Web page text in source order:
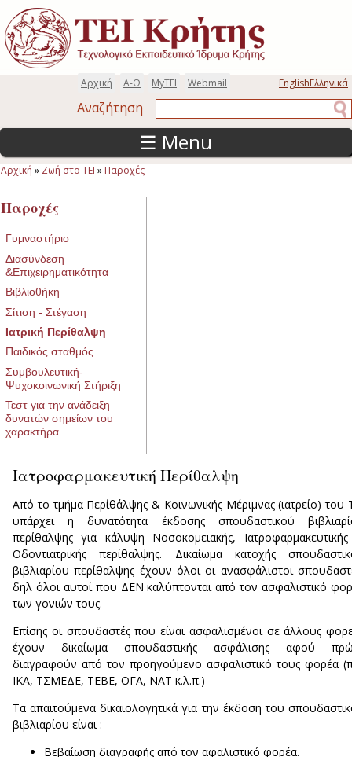
Παράκαμψη προς το κυρίως περιεχόμενο
EnglishΕλληνικά
Webmail
MyTEI
Α-Ω
Αρχική
Αναζήτηση
☰ Menu
Αρχική » Ζωή στο ΤΕΙ » Παροχές
Παροχές
Γυμναστήριο
Διασύνδεση
&Επιχειρηματικότητα
Βιβλιοθήκη
Σίτιση - Στέγαση
Ιατρική Περίθαλψη
Παιδικός σταθμός
Συμβουλευτική-
Ψυχοκοινωνική Στήριξη
Τεστ για την ανάδειξη
δυνατών σημείων του
χαρακτήρα
Ιατροφαρμακευτική Περίθαλψη
Από το τμήμα Περίθάλψης & Κοινωνικής Μέριμνας (ιατρείο) του
υπάρχει η δυνατότητα έκδοσης σπουδαστικού
περίθαλψης για κάλυψη Νοσοκομειακής,
Οδοντιατρικής περίθαλψης. Δικαίωμα κατοχής
βιβλιαρίου περίθαλψης έχουν όλοι οι ανασφάλιστοι
δηλ όλοι αυτοί που ΔΕΝ καλύπτονται από τον ασφαλιστικό
των γονιών τους.
Επίσης οι σπουδαστές που είναι ασφαλισμένοι σε άλλους
έχουν δικαίωμα σπουδαστικής ασφάλισης αφού
διαγραφούν από τον προηγούμενο ασφαλιστικό τους φορέα
ΙΚΑ, ΤΣΜΕΔΕ, ΤΕΒΕ, ΟΓΑ, ΝΑΤ κ.λ.π.)
Τα απαιτούμενα δικαιολογητικά για την έκδοση του
βιβλιαρίου είναι :
Βεβαίωση διαγραφής από τον αφαλιστικό φορέα.